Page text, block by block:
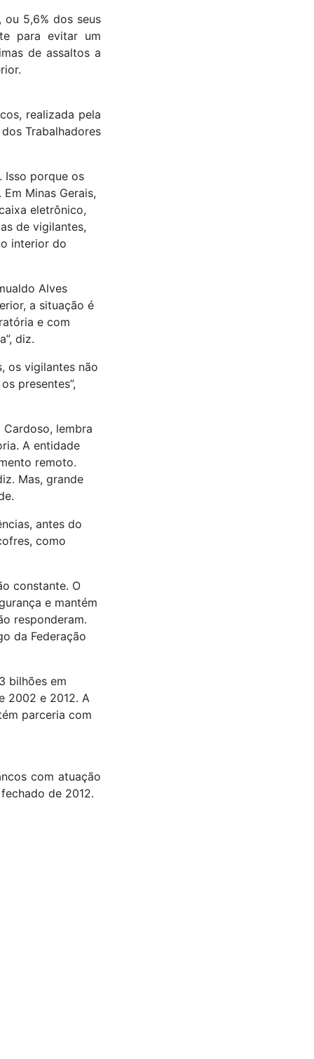
5,6% dos seus
para evitar um
de assaltos a
realizada pela
Trabalhadores
Isso porque os
Minas Gerais,
eletrônico,
de vigilantes,
interior do
Alves
a situação é
e com
diz.
os vigilantes não
presentes”,
lembra
A entidade
remoto.
Mas, grande
antes do
como
constante. O
e mantém
responderam.
da Federação
bilhões em
2002 e 2012. A
parceria com
com atuação
fechado de 2012.